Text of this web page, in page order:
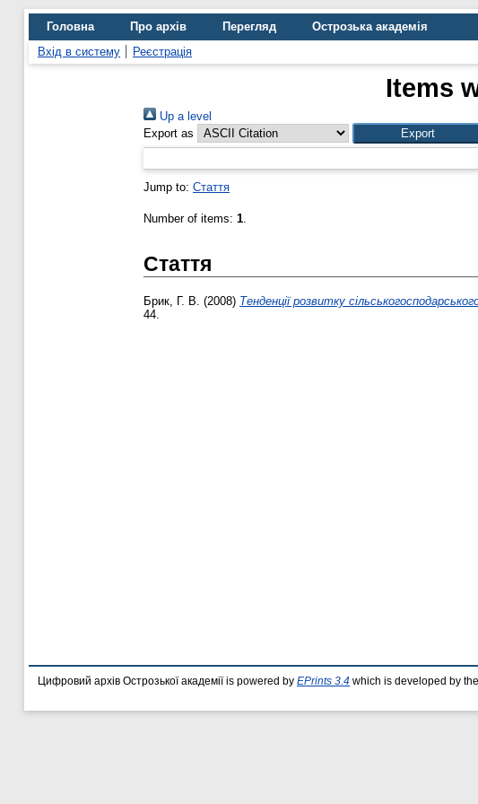
Головна Про архів Перегляд
Острозька академія
Вхід в систему
Реєстрація
Items
Up a level
Export as
Jump to: Стаття
Number of items: 1.
Стаття
Брик, Г. В. (2008) Тенденції розвитку
44.
Цифровий архів Острозької академії is powered by EPrints 3.4 which is developed by the